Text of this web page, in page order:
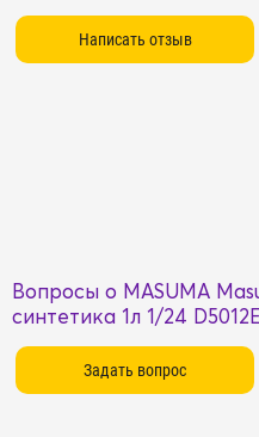
Вопросы о MASUMA
синтетика 1л 1/24